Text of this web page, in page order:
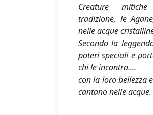
Creature
tradizione, le
nelle acque
Secondo la
poteri speciali e
chi le incontra....
con la loro bellezza
cantano nelle acque.